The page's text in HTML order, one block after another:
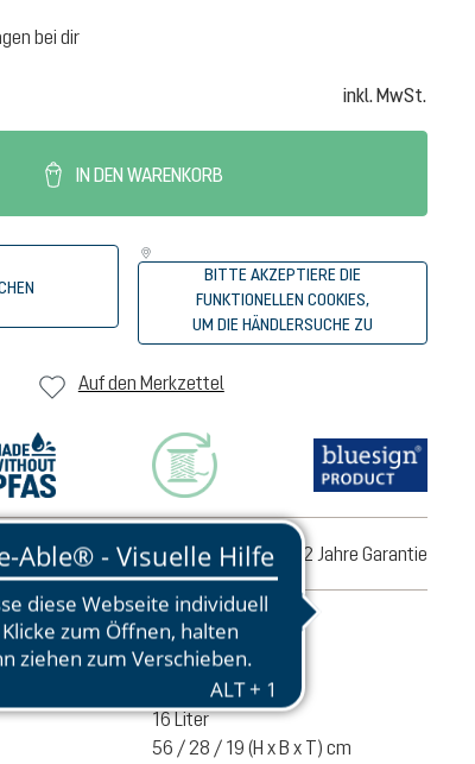
bei dir
inkl. MwSt.
IN DEN WARENKORB
BITTE AKZEPTIERE DIE
FUNKTIONELLEN COOKIES,
UM DIE HÄNDLERSUCHE ZU
STARTEN.
Auf den Merkzettel
2 Jahre Garantie
16 Liter
56 / 28 / 19 (H x B x T) cm